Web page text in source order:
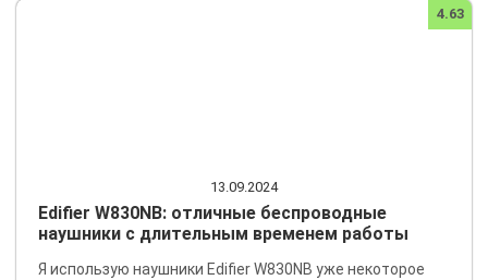
4.63
13.09.2024
Edifier W830NB: отличные беспроводные
наушники с длительным временем работы
Я использую наушники Edifier W830NB уже некоторое